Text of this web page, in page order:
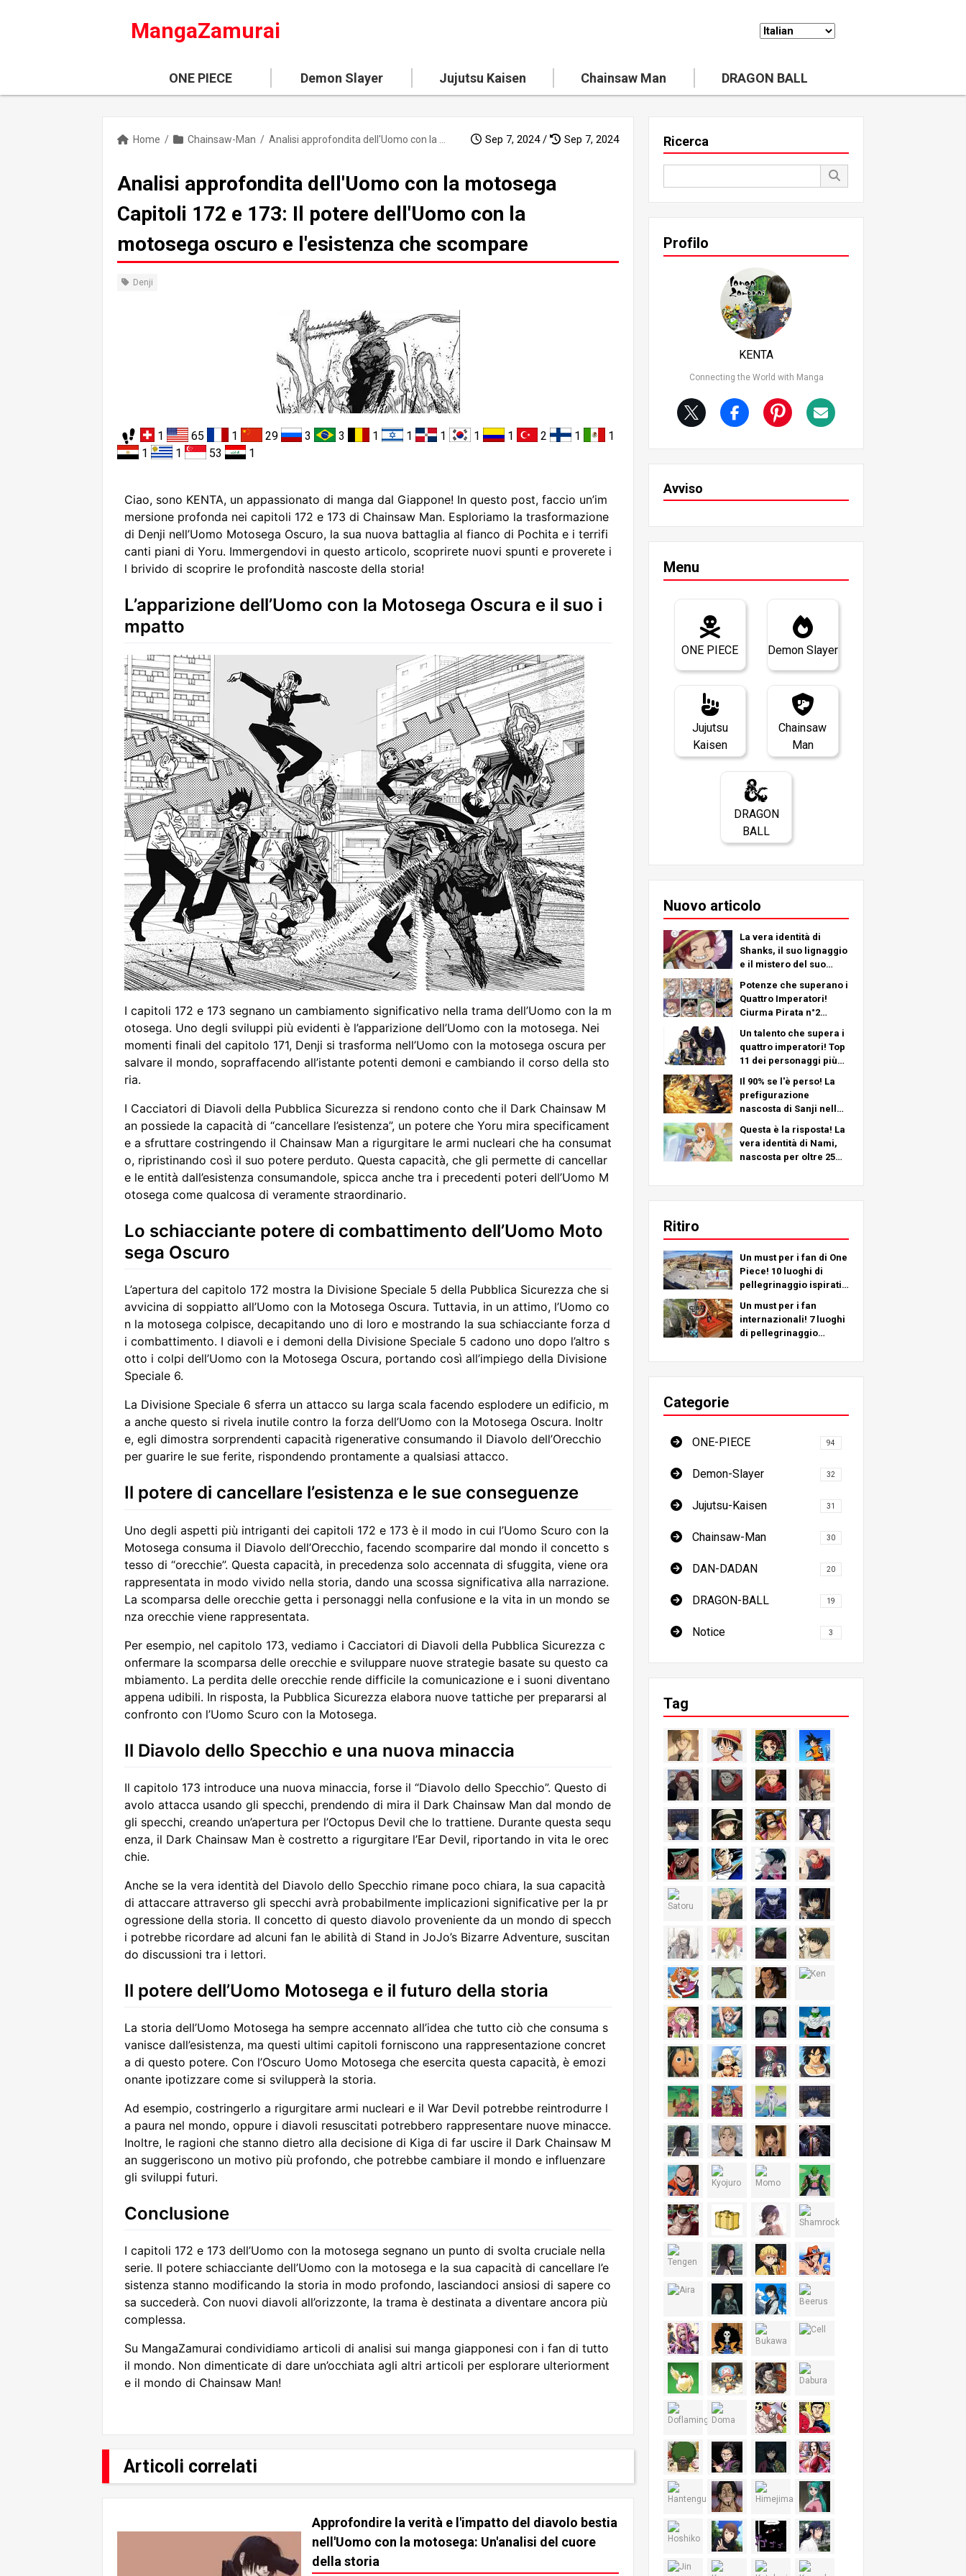
MangaZamurai
ONE PIECE Demon Slayer Jujutsu Kaisen Chainsaw Man DRAGON BALL
Home / Chainsaw-Man / Sep 7, 2024 / Sep 7, 2024
Analisi approfondita dell'Uomo con la motosega
Capitoli 172 e 173: Il potere dell'Uomo con la
motosega oscuro e l'esistenza che scompare
Denji
1 65 1 29 3 3 1 1 1 1 1 2 1
1
1
1 53 1
Ciao, sono KENTA, un appassionato di manga dal Giappone! In questo post, faccio un’im
mersione profonda nei capitoli 172 e 173 di Chainsaw Man. Esploriamo la trasformazione
di Denji nell’Uomo Motosega Oscuro, la sua nuova battaglia al fianco di Pochita e i terrifi
canti piani di Yoru. Immergendovi in questo articolo, scoprirete nuovi spunti e proverete i
l brivido di scoprire le profondità nascoste della storia!
L’apparizione dell’Uomo con la Motosega Oscura e il suo i
mpatto
I capitoli 172 e 173 segnano un cambiamento significativo nella trama dell’Uomo con la m
otosega. Uno degli sviluppi più evidenti è l’apparizione dell’Uomo con la motosega. Nei
momenti finali del capitolo 171, Denji si trasforma nell’Uomo con la motosega oscura per
salvare il mondo, sopraffacendo all’istante potenti demoni e cambiando il corso della sto
ria.
I Cacciatori di Diavoli della Pubblica Sicurezza si rendono conto che il Dark Chainsaw M
an possiede la capacità di “cancellare l’esistenza”, un potere che Yoru mira specificament
e a sfruttare costringendo il Chainsaw Man a rigurgitare le armi nucleari che ha consumat
o, ripristinando così il suo potere perduto. Questa capacità, che gli permette di cancellar
e le entità dall’esistenza consumandole, spicca anche tra i precedenti poteri dell’Uomo M
otosega come qualcosa di veramente straordinario.
Lo schiacciante potere di combattimento dell’Uomo Moto
sega Oscuro
L’apertura del capitolo 172 mostra la Divisione Speciale 5 della Pubblica Sicurezza che si
avvicina di soppiatto all’Uomo con la Motosega Oscura. Tuttavia, in un attimo, l’Uomo co
n la motosega colpisce, decapitando uno di loro e mostrando la sua schiacciante forza d
i combattimento. I diavoli e i demoni della Divisione Speciale 5 cadono uno dopo l’altro s
otto i colpi dell’Uomo con la Motosega Oscura, portando così all’impiego della Divisione
Speciale 6.
La Divisione Speciale 6 sferra un attacco su larga scala facendo esplodere un edificio, m
a anche questo si rivela inutile contro la forza dell’Uomo con la Motosega Oscura. Inoltr
e, egli dimostra sorprendenti capacità rigenerative consumando il Diavolo dell’Orecchio
per guarire le sue ferite, rispondendo prontamente a qualsiasi attacco.
Il potere di cancellare l’esistenza e le sue conseguenze
Uno degli aspetti più intriganti dei capitoli 172 e 173 è il modo in cui l’Uomo Scuro con la
Motosega consuma il Diavolo dell’Orecchio, facendo scomparire dal mondo il concetto s
tesso di “orecchie”. Questa capacità, in precedenza solo accennata di sfuggita, viene ora
rappresentata in modo vivido nella storia, dando una scossa significativa alla narrazione.
La scomparsa delle orecchie getta i personaggi nella confusione e la vita in un mondo se
nza orecchie viene rappresentata.
Per esempio, nel capitolo 173, vediamo i Cacciatori di Diavoli della Pubblica Sicurezza c
onfermare la scomparsa delle orecchie e sviluppare nuove strategie basate su questo ca
mbiamento. La perdita delle orecchie rende difficile la comunicazione e i suoni diventano
appena udibili. In risposta, la Pubblica Sicurezza elabora nuove tattiche per prepararsi al
confronto con l’Uomo Scuro con la Motosega.
Il Diavolo dello Specchio e una nuova minaccia
Il capitolo 173 introduce una nuova minaccia, forse il “Diavolo dello Specchio”. Questo di
avolo attacca usando gli specchi, prendendo di mira il Dark Chainsaw Man dal mondo de
gli specchi, creando un’apertura per l’Octopus Devil che lo trattiene. Durante questa sequ
enza, il Dark Chainsaw Man è costretto a rigurgitare l’Ear Devil, riportando in vita le orec
chie.
Anche se la vera identità del Diavolo dello Specchio rimane poco chiara, la sua capacità
di attaccare attraverso gli specchi avrà probabilmente implicazioni significative per la pr
ogressione della storia. Il concetto di questo diavolo proveniente da un mondo di specch
i potrebbe ricordare ad alcuni fan le abilità di Stand in JoJo’s Bizarre Adventure, suscitan
do discussioni tra i lettori.
Il potere dell’Uomo Motosega e il futuro della storia
La storia dell’Uomo Motosega ha sempre accennato all’idea che tutto ciò che consuma s
vanisce dall’esistenza, ma questi ultimi capitoli forniscono una rappresentazione concret
a di questo potere. Con l’Oscuro Uomo Motosega che esercita questa capacità, è emozi
onante ipotizzare come si svilupperà la storia.
Ad esempio, costringerlo a rigurgitare armi nucleari e il War Devil potrebbe reintrodurre l
a paura nel mondo, oppure i diavoli resuscitati potrebbero rappresentare nuove minacce.
Inoltre, le ragioni che stanno dietro alla decisione di Kiga di far uscire il Dark Chainsaw M
an suggeriscono un motivo più profondo, che potrebbe cambiare il mondo e influenzare
gli sviluppi futuri.
Conclusione
I capitoli 172 e 173 dell’Uomo con la motosega segnano un punto di svolta cruciale nella
serie. Il potere schiacciante dell’Uomo con la motosega e la sua capacità di cancellare l’e
sistenza stanno modificando la storia in modo profondo, lasciandoci ansiosi di sapere co
sa succederà. Con nuovi diavoli all’orizzonte, la trama è destinata a diventare ancora più
complessa.
Su MangaZamurai condividiamo articoli di analisi sui manga giapponesi con i fan di tutto
il mondo. Non dimenticate di dare un’occhiata agli altri articoli per esplorare ulteriorment
e il mondo di Chainsaw Man!
Articoli correlati
Approfondire la verità e l'impatto del diavolo bestia
nell'Uomo con la motosega: Un'analisi del cuore
della storia
Ricerca
Profilo
KENTA
Connecting the World with Manga
Avviso
Menu
ONE PIECE Demon Slayer
Jujutsu
Kaisen
Chainsaw
Man
DRAGON
BALL
Nuovo articolo
La vera identità di
Shanks, il suo lignaggio
e il mistero del suo
Un'analisi approfondita
dell'ultimo capitolo!
Potenze che superano i
Quattro Imperatori!
Ciurma Pirata n°2
11 (dal 5° al 1°)
Un talento che supera i
quattro imperatori! Top
11 dei personaggi più
Pirata n. 2 (dall'11° al 6°
posto)
Il 90% se l'è perso! La
prefigurazione
nascosta di Sanji nella
Paglia!
Questa è la risposta! La
vera identità di Nami,
nascosta per oltre 25
Ritiro
Un must per i fan di One
Piece! 10 luoghi di
pellegrinaggio ispirati
mondo!
Un must per i fan
internazionali! 7 luoghi
di pellegrinaggio
Categorie
ONE-PIECE 94
Demon-Slayer 32
Jujutsu-Kaisen 31
Chainsaw-Man 30
DAN-DADAN 20
DRAGON-BALL 19
Notice 3
Tag